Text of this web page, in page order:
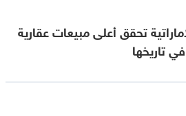
تحقق أعلى مبيعات عقارية
تاريخها